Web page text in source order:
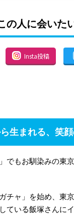
の人に会いたい
Insta投稿
生まれる、笑顔
でもお馴染みの東
チャ」を始め、東
ている飯塚さんに